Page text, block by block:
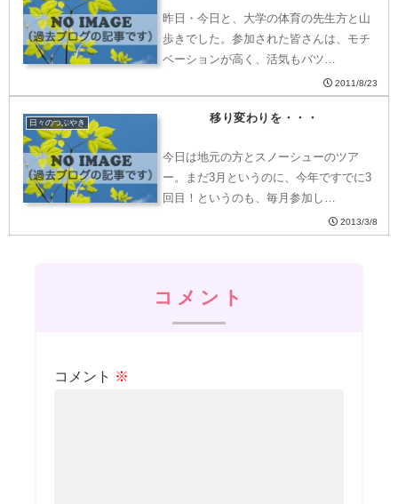
昨日・今日と、大学の体育の先生方と山
歩きでした。参加された皆さんは、モチ
ベーションが高く、活気もバツ…
2011/8/23
日々のつぶやき 移り変わりを・・・
今日は地元の方とスノーシューのツア
ー。まだ3月というのに、今年ですでに3
回目！というのも、毎月参加し…
2013/3/8
コメント
コメント ※